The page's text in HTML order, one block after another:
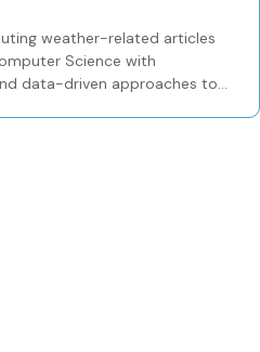
weather-related articles
Science with
data-driven approaches to